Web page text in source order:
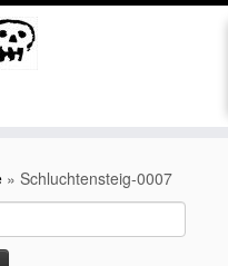
» Schluchtensteig-0007